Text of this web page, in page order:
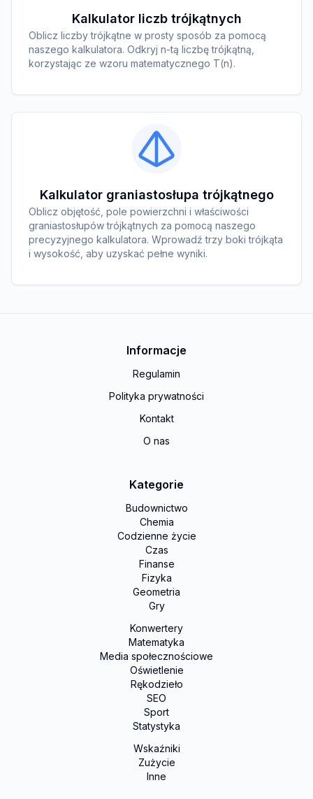
Kalkulator liczb trójkątnych
Oblicz liczby trójkątne w prosty sposób za pomocą
naszego kalkulatora. Odkryj n-tą liczbę trójkątną,
korzystając ze wzoru matematycznego T(n).
Kalkulator graniastosłupa trójkątnego
Oblicz objętość, pole powierzchni i właściwości
graniastosłupów trójkątnych za pomocą naszego
precyzyjnego kalkulatora. Wprowadź trzy boki trójkąta
i wysokość, aby uzyskać pełne wyniki.
Informacje
Regulamin
Polityka prywatności
Kontakt
O nas
Kategorie
Budownictwo
Chemia
Codzienne życie
Czas
Finanse
Fizyka
Geometria
Gry
Konwertery
Matematyka
Media społecznościowe
Oświetlenie
Rękodzieło
SEO
Sport
Statystyka
Wskaźniki
Zużycie
Inne